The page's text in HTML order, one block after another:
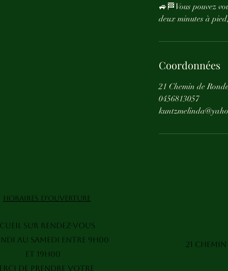
🚙🏁Vous pouvez
deux minutes à
Coordonnées
21 Chemin de
0456813057
HORAIRES D'OUVERTURE
sur rendez-vous
au samedi entre 9h00
et 19h00
de prendre votre
21